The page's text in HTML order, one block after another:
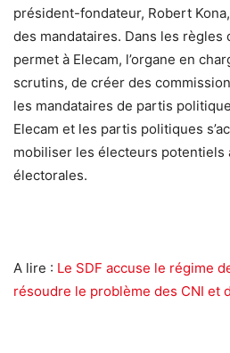
président-fondateur, Robert
des mandataires. Dans les règles
permet à Elecam, l’organe en
scrutins, de créer des
les mandataires de partis
Elecam et les partis politiques
mobiliser les électeurs potentiels
électorales.
A lire : Le SDF accuse le régime
résoudre le problème des CNI et